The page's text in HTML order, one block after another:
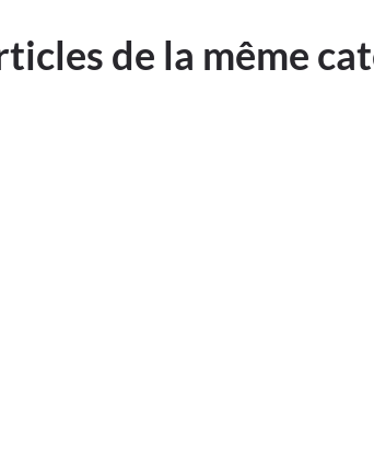
de la même